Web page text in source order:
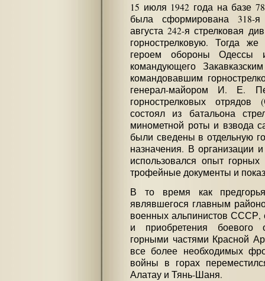
15 июля 1942 года на базе
была сформирована 318-я
августа 242-я стрелковая
горнострелковую. Тогда
героем обороны Одессы
командующего
командовавшим
генерал-майором И. Е.
горнострелковых
состоял из батальона
минометной роты и взвода
были сведены в отдельную
назначения. В организации
использовался опыт
трофейные документы и
В то время как
являвшегося главным
военных альпинистов СССР,
и приобретения боевого
горными частями Красной
все более необходимых
войны в горах
Алатау и Тянь-Шаня.